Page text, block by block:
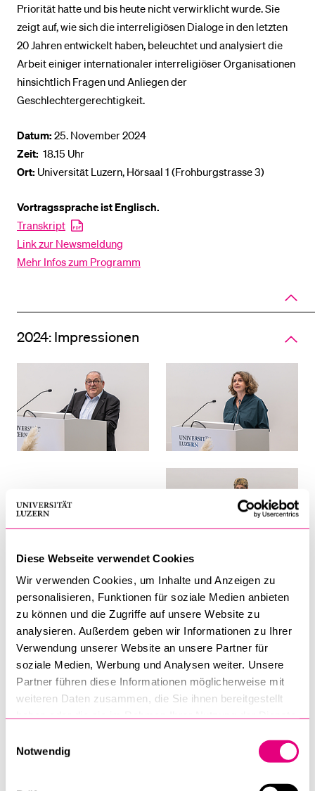
Diese Webseite verwendet Cookies
Wir verwenden Cookies, um Inhalte und Anzeigen zu
personalisieren, Funktionen für soziale Medien anbieten
zu können und die Zugriffe auf unsere Website zu
analysieren. Außerdem geben wir Informationen zu Ihrer
Verwendung unserer Website an unsere Partner für
soziale Medien, Werbung und Analysen weiter. Unsere
Partner führen diese Informationen möglicherweise mit
weiteren Daten zusammen, die Sie ihnen bereitgestellt
Notwendig
Priorität hatte und bis heute nicht verwirklicht wurde. Sie
zeigt auf, wie sich die interreligiösen Dialoge in den letzten
20 Jahren entwickelt haben, beleuchtet und analysiert die
Arbeit einiger internationaler interreligiöser Organisationen
hinsichtlich Fragen und Anliegen der
Geschlechtergerechtigkeit.
Datum: 25. November 2024
Zeit: 18.15 Uhr
Ort: Universität Luzern, Hörsaal 1 (Frohburgstrasse 3)
Vortragssprache ist Englisch.
Transkript
Link zur Newsmeldung
Mehr Infos zum Programm
Close
panel
of
2024: Impressionen